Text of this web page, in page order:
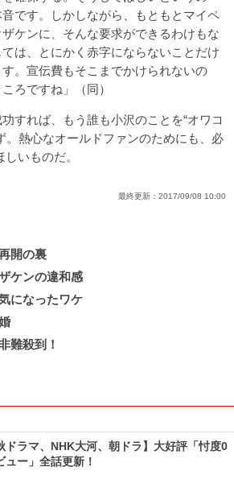
です。しかしながら、もともとマイペ
ケンに、そんな要求ができるわけもな
は、とにかく赤字にならないことだけ
。宣伝費もそこまでかけられないの
ろですね」（同）
すれば、もう誰も小沢のことを“オワコ
。熱心なオールドファンのためにも、必
いものだ。
最終更新： 2017/09/08 10:00
開の裏
ケンの違和感
になったワケ
難殺到！
ドラマ、NHK大河、朝ドラ】大好評「忖度0
ュー」全話更新！